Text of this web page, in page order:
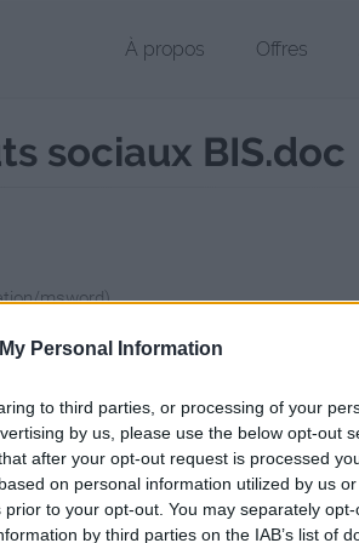
Personal Information
to third parties, or processing of your
by us, please use the below opt-out
after your opt-out request is processed
on personal information utilized by us
to your opt-out. You may separately
by third parties on the IAB’s list of
À propos Offres
sociaux BIS.doc
msword)
octobre 2011 à 13:08, depuis l'adresse IP
a été vue 1201 fois depuis l'envoi du
10/11/sg-ch-iv-groupes-roles-et-stauts-
roles et stauts